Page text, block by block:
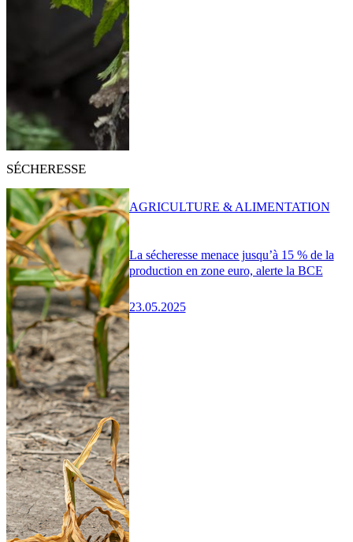
SÉCHERESSE
La sécheresse menace jusqu’à 15 % de la
production en zone euro, alerte la BCE
23.05.2025
AGRICULTURE & ALIMENTATION